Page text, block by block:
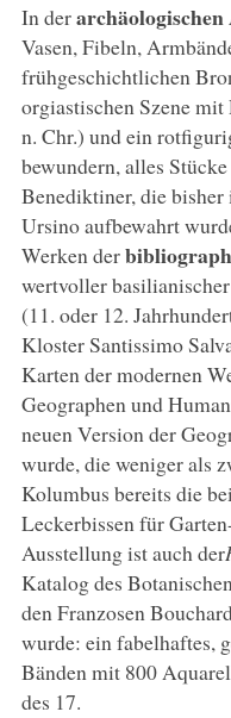
In der
Vasen, Fibeln,
frühgeschichtlichen
orgiastischen Szene
n. Chr.) und ein
bewundern, alles
Benediktiner, die bisher
Ursino aufbewahrt
Werken der
wertvoller
(11. oder 12.
Kloster Santissimo
Karten der modernen
Geographen und
neuen Version der
wurde, die weniger als
Kolumbus bereits die
Leckerbissen für
Ausstellung ist auch der
Katalog des
den Franzosen
wurde: ein fabelhaftes,
Bänden mit 800
des 17.